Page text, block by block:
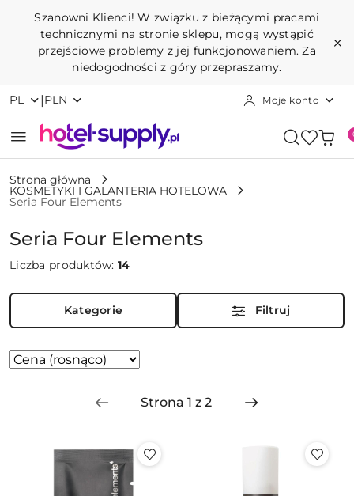
Przejdź do treści głównej
Przejdź do wyszukiwarki
Przejdź do moje konto
Przejdź do menu głównego
Przejdź do stopki
Szanowni Klienci! W związku z bieżącymi pracami
technicznymi na stronie sklepu, mogą wystąpić
przejściowe problemy z jej funkcjonowaniem. Za
niedogodności z góry przepraszamy.
PL |PLN Moje konto
Strona główna
KOSMETYKI I GALANTERIA HOTELOWA
Seria Four Elements
Seria Four Elements
Liczba produktów:14
Kategorie Filtruj
Zastosowano
Sortuj